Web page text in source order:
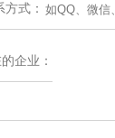
式：
企业：